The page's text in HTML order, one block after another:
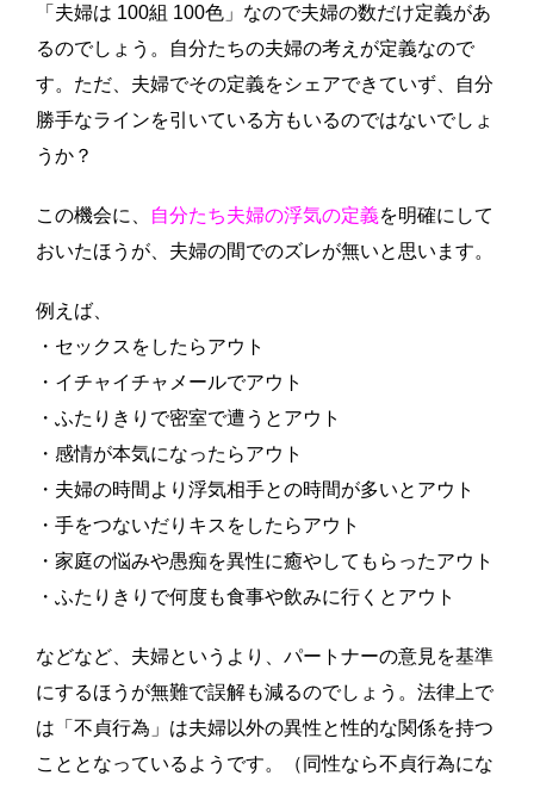
「夫婦は 100組 100色」なので夫婦の数だけ定義があ
るのでしょう。自分たちの夫婦の考えが定義なので
す。ただ、夫婦でその定義をシェアできていず、自分
勝手なラインを引いている方もいるのではないでしょ
うか？
この機会に、 自分たち夫婦の浮気の定義を明確にして
おいたほうが、夫婦の間でのズレが無いと思います。
例えば、
・セックスをしたらアウト
・イチャイチャメールでアウト
・ふたりきりで密室で遭うとアウト
・感情が本気になったらアウト
・夫婦の時間より浮気相手との時間が多いとアウト
・手をつないだりキスをしたらアウト
・家庭の悩みや愚痴を異性に癒やしてもらったアウト
・ふたりきりで何度も食事や飲みに行くとアウト
などなど、夫婦というより、パートナーの意見を基準
にするほうが無難で誤解も減るのでしょう。法律上で
は「不貞行為」は夫婦以外の異性と性的な関係を持つ
こととなっているようです。（同性なら不貞行為にな